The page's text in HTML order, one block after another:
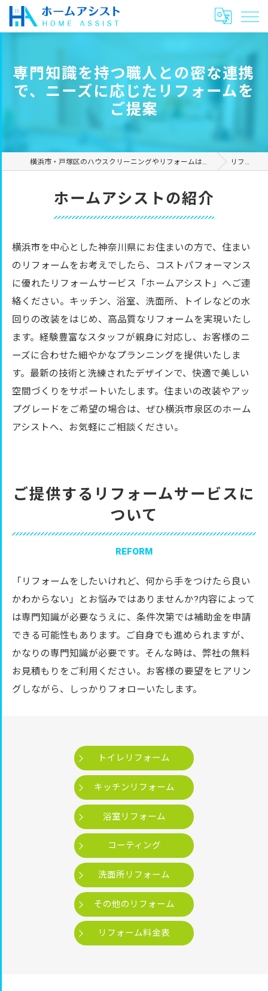
専門知識を持つ職人との密な連携
で、ニーズに応じたリフォームを
ご提案
横浜市・戸塚区のハウスクリーニングやリフォームは合同会社ホームアシスト リフォーム
ホームアシストの紹介
横浜市を中心とした神奈川県にお住まいの方で、住まい
のリフォームをお考えでしたら、コストパフォーマンス
に優れたリフォームサービス「ホームアシスト」へご連
絡ください。キッチン、浴室、洗面所、トイレなどの水
回りの改装をはじめ、高品質なリフォームを実現いたし
ます。経験豊富なスタッフが親身に対応し、お客様のニ
ーズに合わせた細やかなプランニングを提供いたしま
す。最新の技術と洗練されたデザインで、快適で美しい
空間づくりをサポートいたします。住まいの改装やアッ
プグレードをご希望の場合は、ぜひ横浜市泉区のホーム
アシストへ、お気軽にご相談ください。
ご提供するリフォームサービスに
ついて
REFORM
「リフォームをしたいけれど、何から手をつけたら良い
かわからない」とお悩みではありませんか?内容によって
は専門知識が必要なうえに、条件次第では補助金を申請
できる可能性もあります。ご自身でも進められますが、
かなりの専門知識が必要です。そんな時は、弊社の無料
お見積もりをご利用ください。お客様の要望をヒアリン
グしながら、しっかりフォローいたします。
トイレリフォーム
キッチンリフォーム
浴室リフォーム
コーティング
洗面所リフォーム
その他のリフォーム
リフォーム料金表